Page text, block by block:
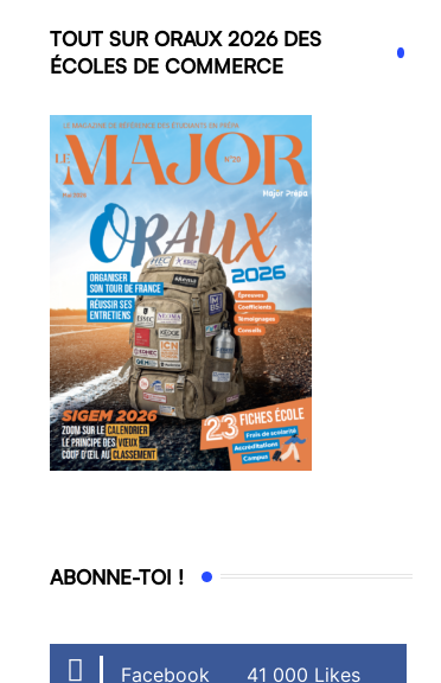
TOUT SUR ORAUX 2026 DES
ÉCOLES DE COMMERCE
ABONNE-TOI !
Facebook 41 000 Likes